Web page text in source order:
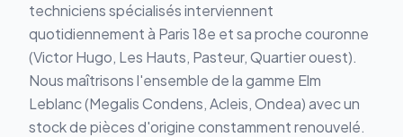
techniciens spécialisés interviennent
quotidiennement à Paris 18e et sa proche couronne
(Victor Hugo, Les Hauts, Pasteur, Quartier ouest).
Nous maîtrisons l'ensemble de la gamme Elm
Leblanc(Megalis Condens, Acleis, Ondea) avec un
stock de pièces d'origine constamment renouvelé.